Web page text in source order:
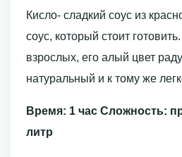
Кисло- сладкий соус из
соус, который стоит
взрослых, его алый цвет
натуральный и к тому же
Время: 1 час Сложность:
литр